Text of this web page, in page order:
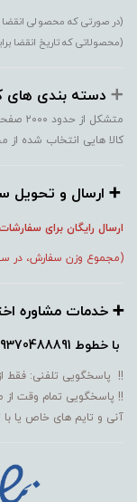
(در صورتی که محصولی انقضا
(محصولاتی که تاریخ انقضا
➕️ دسته بندی های
متشکل از حدود ۲۰۰۰ صفحه محصول و ۵۰۰۰ قلم sku کالا
کالا هایی انتخاب شده از
➕️ ارسال و تحویل
ارسال رایگان برای سفارشات بالا 3 میلیون که
(مجموع وزن سفارش، در
➕️ خدمات مشاوره
با خطوط 09370488891 ،
!! پاسخگویی تلفنی: فقط از 12 صبح الی 6
!! پاسخگویی تمام وقت
آنی و تایم های خاص یا